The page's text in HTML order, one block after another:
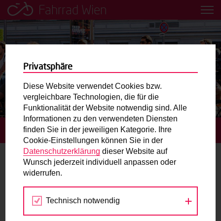
Fahrrad Wien
Leih dir einfach ein Transportfahrrad in deiner Nähe aus!
Mobilitätsbildung für Kinder und
Jugendliche
Radweg-Projektkarte
Routenplaner
Mit dem Fahrrad in Wien unterwegs? Hier finden Sie die
beste Route.
Wunschbox
Sie haben ein Anliegen zum Radverkehr? Schreiben Sie
STARTSEITE BLOG
Autor:dwadmin
Privatsphäre
Diese Website verwendet Cookies bzw.
vergleichbare Technologien, die für die
Funktionalität der Website notwendig sind. Alle
Informationen zu den verwendeten Diensten
finden Sie in der jeweiligen Kategorie. Ihre
Cookie-Einstellungen können Sie in der
Datenschutzerklärung dieser Website auf
Wunsch jederzeit individuell anpassen oder
widerrufen.
Technisch notwendig